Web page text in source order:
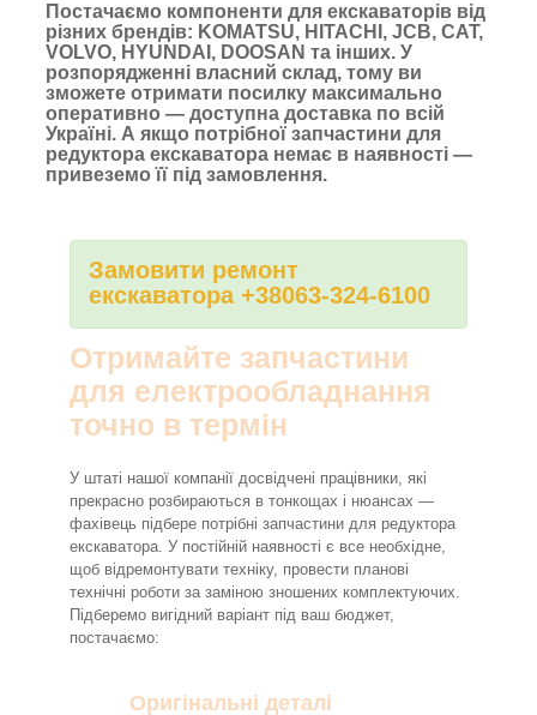
Постачаємо компоненти для екскаваторів від
різних брендів: KOMATSU, HITACHI, JCB, CAT,
VOLVO, HYUNDAI, DOOSAN та інших. У
розпорядженні власний склад, тому ви
зможете отримати посилку максимально
оперативно — доступна доставка по всій
Україні. А якщо потрібної запчастини для
редуктора екскаватора немає в наявності —
привеземо її під замовлення.
Замовити ремонт
екскаватора +38063-324-6100
Отримайте запчастини
для електрообладнання
точно в термін
У штаті нашої компанії досвідчені працівники, які
прекрасно розбираються в тонкощах і нюансах —
фахівець підбере потрібні запчастини для редуктора
екскаватора. У постійній наявності є все необхідне,
щоб відремонтувати техніку, провести планові
технічні роботи за заміною зношених комплектуючих.
Підберемо вигідний варіант під ваш бюджет,
постачаємо:
Оригінальні деталі